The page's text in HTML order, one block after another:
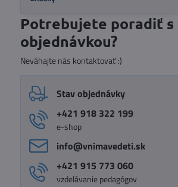
Potrebujete poradiť s
objednávkou?
Neváhajte nás kontaktovať :)
Stav objednávky
+421 918 322 199
e-shop
info​@vnimavedeti​.sk
+421 915 773 060
vzdelávanie pedagógov